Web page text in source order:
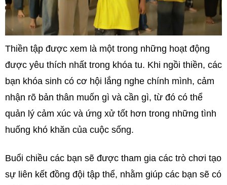
Thiền tập được xem là một trong những hoạt động
được yêu thích nhất trong khóa tu. Khi ngồi thiền, các
bạn khóa sinh có cơ hội lắng nghe chính mình, cảm
nhận rõ bản thân muốn gì và cần gì, từ đó có thể
quản lý cảm xúc và ứng xử tốt hơn trong những tình
huống khó khăn của cuộc sống.
Buổi chiều các bạn sẽ được tham gia các trò chơi tạo
sự liên kết đồng đội tập thể, nhằm giúp các bạn sẽ có